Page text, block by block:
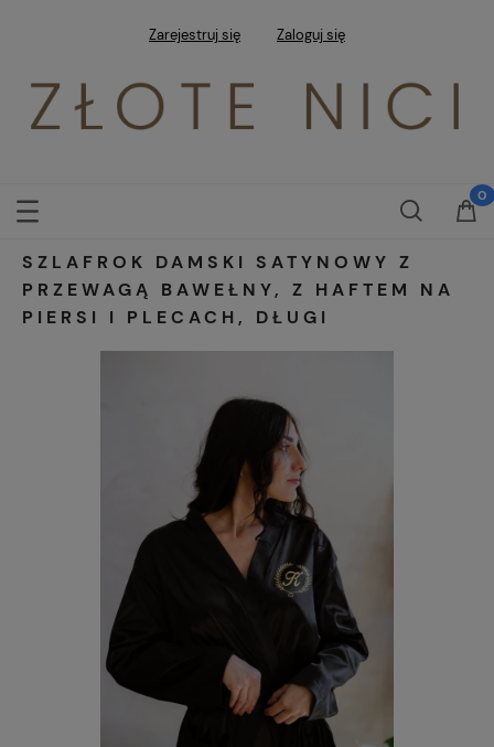
Zarejestruj się Zaloguj się
SZLAFROK DAMSKI SATYNOWY Z
PRZEWAGĄ BAWEŁNY, Z HAFTEM NA
PIERSI I PLECACH, DŁUGI